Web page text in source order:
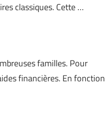
classiques. Cette …
familles. Pour
financières. En fonction